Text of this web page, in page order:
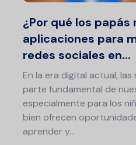
¿Por qué los papás
aplicaciones para
redes sociales en...
En la era digital actual,
parte fundamental de
especialmente para los
bien ofrecen
aprender y…